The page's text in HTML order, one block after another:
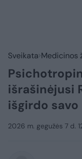
Sveikata Medicinos
išrašinėjusi
išgirdo savo
2026 m. gegužės 7 d.